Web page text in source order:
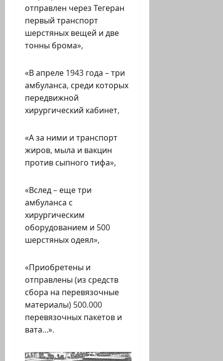
отправлен через Тегеран
первый транспорт
шерстяных вещей и две
тонны брома»,
«В апреле 1943 года – три
амбуланса, среди которых
передвижной
хирургический кабинет,
«А за ними и транспорт
жиров, мыла и вакцин
против сыпного тифа»,
«Вслед – еще три
амбуланса с
хирургическим
оборудованием и 500
шерстяных одеял»,
«Приобретены и
отправлены (из средств
сбора на перевязочные
материалы) 500.000
перевязочных пакетов и
вата…».